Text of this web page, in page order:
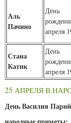
Аль
Пачино
День
апреля
Стана
Катик
День
апреля
25 АПРЕЛЯ В
День Василия